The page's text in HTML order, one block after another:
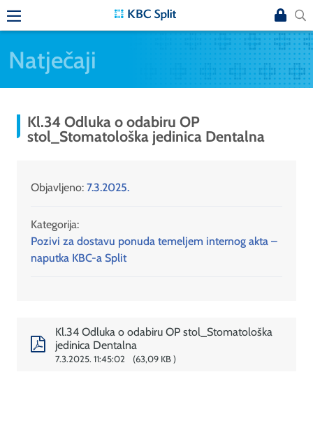
Natječaji
Kl.34 Odluka o odabiru OP
stol_Stomatološka jedinica Dentalna
Objavljeno: 7.3.2025.
Kategorija:
Pozivi za dostavu ponuda temeljem internog akta –
naputka KBC-a Split
Kl.34 Odluka o odabiru OP stol_Stomatološka
jedinica Dentalna
7.3.2025. 11:45:02 63,09 KB